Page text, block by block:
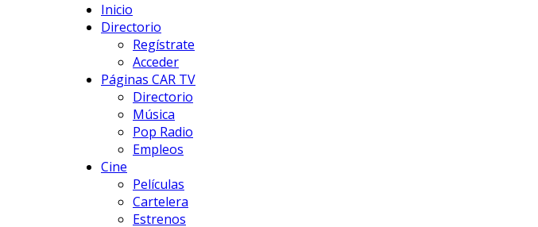
Inicio
Directorio
Regístrate
Acceder
Páginas CAR TV
Directorio
Música
Pop Radio
Empleos
Cine
Películas
Cartelera
Estrenos